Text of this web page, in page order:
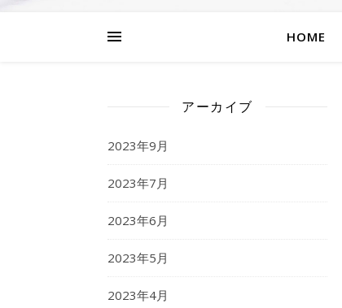
HOME
アーカイブ
2023年9月
2023年7月
2023年6月
2023年5月
2023年4月